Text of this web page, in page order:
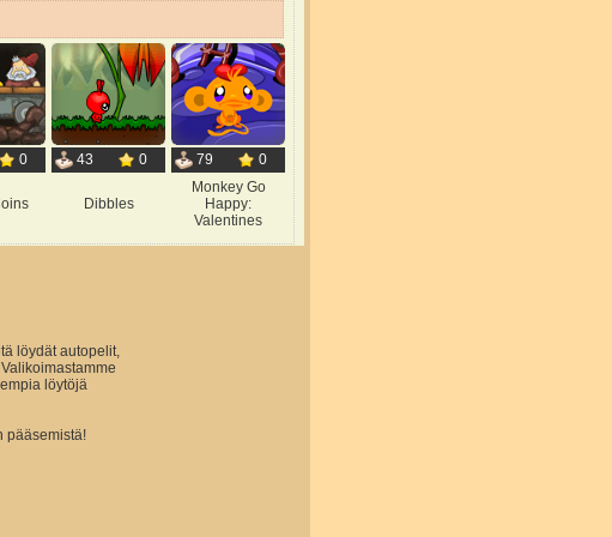
0 43 0
Dibbles
79
0
Monkey Go
Happy:
Valentines
löydät autopelit,
löytöjä
pääsemistä!